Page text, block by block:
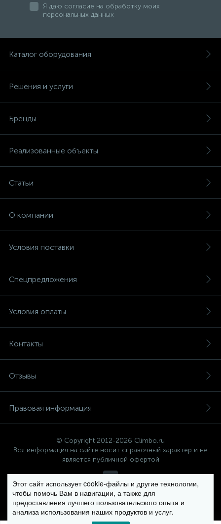
Я даю согласие на обработку моих
персональных данных
Каталог оборудования
Решения и услуги
Бренды
Реализованные объекты
Статьи
О компании
Условия поставки
Спецпредложения
Условия оплаты
Контакты
Отзывы
Правовая информация
© Copyright 2012-2026 Climbo.ru
Вся информация на сайте носит справочный характер и не
является публичной офертой
Политика компании в отношении обработки персональных
данных
Этот сайт использует cookie-файлы и другие технологии,
чтобы помочь Вам в навигации, а также для
предоставления лучшего пользовательского опыта и
анализа использования наших продуктов и услуг.